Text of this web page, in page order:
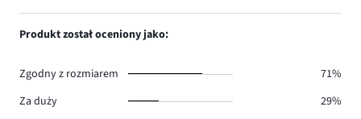
1,
Produkt został oceniony jako:
Zgodny z rozmiarem
71%
Za duży
29%